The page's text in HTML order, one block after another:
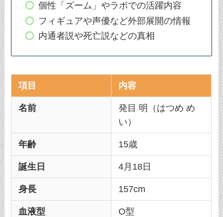
個性「ズーム」やラボでの活躍内容
フィギュアや声優など外部展開の情報
内通者説や死亡説などの真相
項目 内容
名前
発目 明（はつめ め
い）
年齢 15歳
誕生日 4月18日
身長 157cm
血液型 O型